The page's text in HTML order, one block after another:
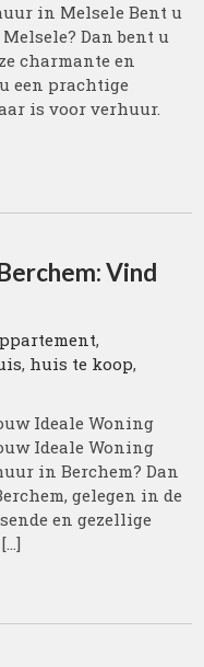
in Melsele Bent u
Dan bent u
charmante en
een prachtige
is voor verhuur.
Vind
,
, huis te koop,
Ideale Woning
Ideale Woning
in Berchem? Dan
gelegen in de
en gezellige